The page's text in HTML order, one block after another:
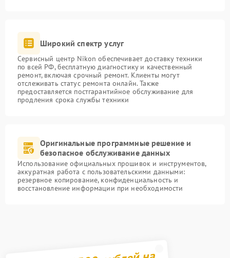
Широкий спектр услуг
Сервисный центр Nikon обеспечивает доставку техники
по всей РФ, бесплатную диагностику и качественный
ремонт, включая срочный ремонт. Клиенты могут
отслеживать статус ремонта онлайн. Также
предоставляется постгарантийное обслуживание для
продления срока службы техники
Оригинальные программные решение и
безопасное обслуживание данных
Использование официальных прошивок и инструментов,
аккуратная работа с пользовательскими данными:
резервное копирование, конфиденциальность и
восстановление информации при необходимости